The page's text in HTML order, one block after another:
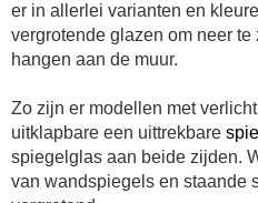
er in allerlei varianten en
vergrotende glazen om neer te
hangen aan de muur.
Zo zijn er modellen met
uitklapbare een uittrekbare
spiegelglas aan beide zijden.
van wandspiegels en staande